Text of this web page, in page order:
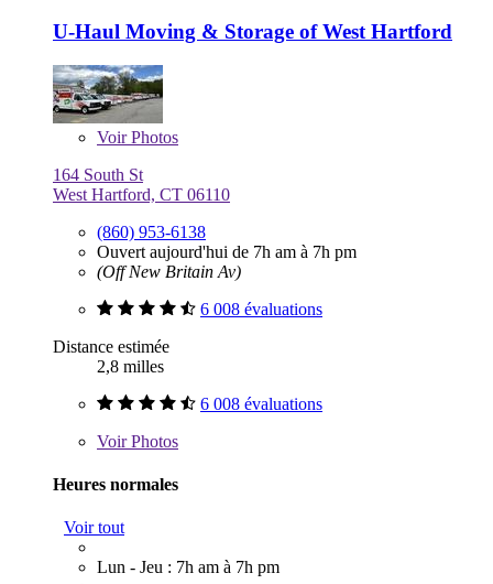
U-Haul Moving & Storage of West Hartford
VoirPhotos
164 South St
West Hartford, CT 06110
(860) 953-6138
Ouvert aujourd'hui de 7h am à 7h pm
(Off New Britain Av)
6 008 évaluations
Distance estimée
2,8 milles
6 008 évaluations
VoirPhotos
Heures normales
Voir tout
Lun - Jeu : 7h am à 7h pm